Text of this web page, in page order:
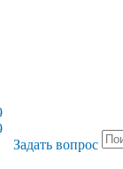
Задать вопрос